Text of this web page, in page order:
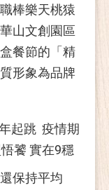
棒樂天桃猿
山文創園區
餐節的「精
形象為品牌
起跳 疫情期
饕 實在9穩
保持平均